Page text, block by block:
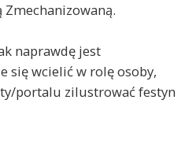
Zmechanizowaną.
naprawdę jest
się wcielić w rolę osoby,
portalu zilustrować festyn